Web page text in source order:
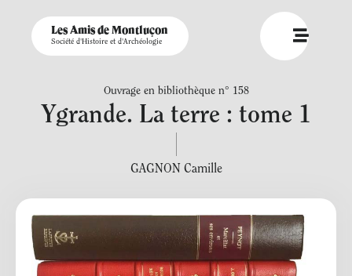
Les Amis de Montluçon
Société d'Histoire et d'Archéologie
Ouvrage en bibliothèque n° 158
Ygrande. La terre : tome 1
GAGNON Camille